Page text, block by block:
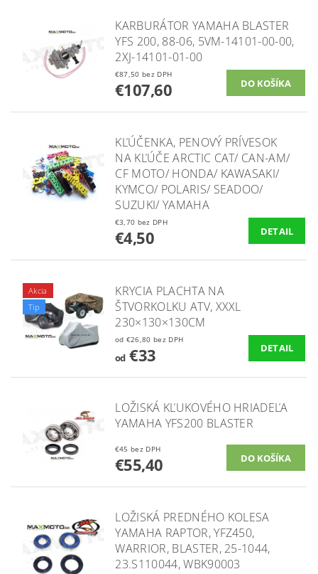
KARBURÁTOR YAMAHA BLASTER
YFS 200, 88-06, 5VM-14101-00-00,
2XJ-14101-01-00
€87,50 bez DPH
€107,60
KĽÚČENKA, PENOVÝ PRÍVESOK
NA KĽÚČE ARCTIC CAT/ CAN-AM/
CF MOTO/ HONDA/ KAWASAKI/
KYMCO/ POLARIS/ SEADOO/
SUZUKI/ YAMAHA
€3,70 bez DPH
€4,50 DETAIL
Akcia
Tip
KRYCIA PLACHTA NA
ŠTVORKOLKU ATV, XXXL
230×130×130CM
od €26,80 bez DPH
od€33 DETAIL
LOŽISKÁ KĽUKOVÉHO HRIADEĽA
YAMAHA YFS200 BLASTER
€45 bez DPH
€55,40
LOŽISKÁ PREDNÉHO KOLESA
YAMAHA RAPTOR, YFZ450,
WARRIOR, BLASTER, 25-1044,
23.S110044, WBK90003